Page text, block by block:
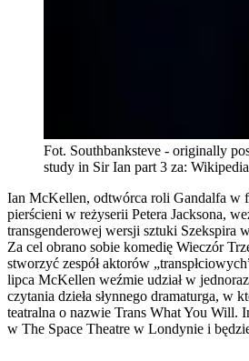
Fot. Southbanksteve - originally
study in Sir Ian part 3 za:
Ian McKellen, odtwórca roli Gandalfa w
pierścieni w reżyserii Petera Jacksona,
transgenderowej wersji sztuki Szekspira
Za cel obrano sobie komedię Wieczór
stworzyć zespół aktorów
lipca McKellen weźmie udział w
czytania dzieła słynnego dramaturga, w
teatralna o nazwie Trans What You Will.
w The Space Theatre w Londynie i